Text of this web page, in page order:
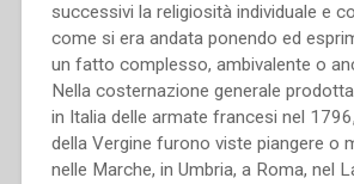
successivi la religiosità individuale e
come si era andata ponendo ed
un fatto complesso, ambivalente o
Nella costernazione generale
in Italia delle armate francesi nel
della Vergine furono viste piangere o
nelle Marche, in Umbria, a Roma, nel